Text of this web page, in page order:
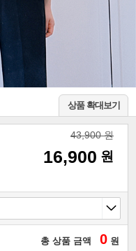
상품 확대보기
43,900 원
16,900 원
총 상품 금액 0 원